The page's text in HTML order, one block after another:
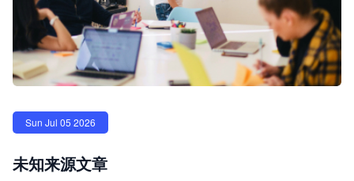
Sun Jul 05 2026
未知来源文章